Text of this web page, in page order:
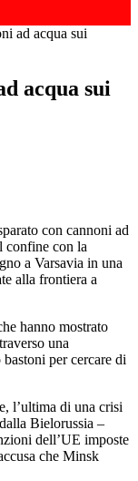
ad acqua sui
acqua sui
con cannoni ad
confine con la
a Varsavia in una
alla frontiera a
hanno mostrato
una
per cercare di
l’ultima di una crisi
Bielorussia –
dell’UE imposte
che Minsk